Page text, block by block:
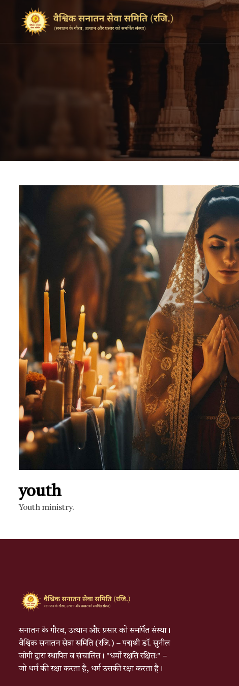
youth
Youth ministry.
सनातन के गौरव, उत्थान और प्रसार को समर्पित संस्था।
वैश्विक सनातन सेवा समिति (रजि.) – पद्मश्री डॉ. सुनील
जोगी द्वारा स्थापित व संचालित। "धर्मो रक्षति रक्षितः" –
जो धर्म की रक्षा करता है, धर्म उसकी रक्षा करता है।